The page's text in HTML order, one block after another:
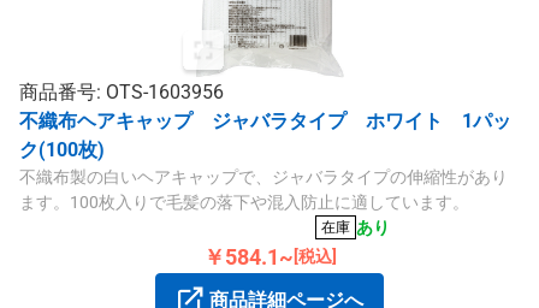
商品番号: OTS-1603956
不織布ヘアキャップ ジャバラタイプ ホワイト 1パッ
ク(100枚)
不織布製の白いヘアキャップで、ジャバラタイプの伸縮性があり
ます。100枚入りで毛髪の落下や混入防止に適しています。
在庫 あり
￥584.1~ [税込]
商品詳細ページへ